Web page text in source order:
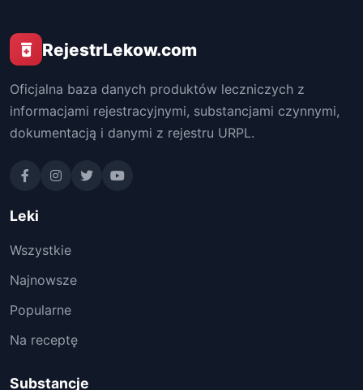
RejestrLekow.com
Oficjalna baza danych produktów leczniczych z
informacjami rejestracyjnymi, substancjami czynnymi,
dokumentacją i danymi z rejestru URPL.
Leki
Wszystkie
Najnowsze
Popularne
Na receptę
Substancje